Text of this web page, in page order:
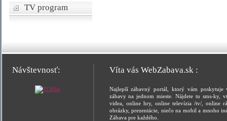
TV program
Návštevnosť: Víta vás WebZabava.sk :
Najlepší zábavný portál, ktorý vám poskytuje
zábavy na jednom mieste. Nájdete tu sms-ky,
videa, online hry, online televízia /tv/, online
obrázky, prezentácie, niečo na mobil a mnoho
Zábava pre každého.